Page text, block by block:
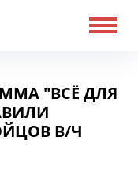
"ВСЁ ДЛЯ
В/Ч